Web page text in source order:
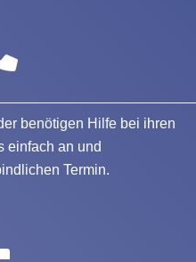
benötigen Hilfe bei ihren
einfach an und
Termin.